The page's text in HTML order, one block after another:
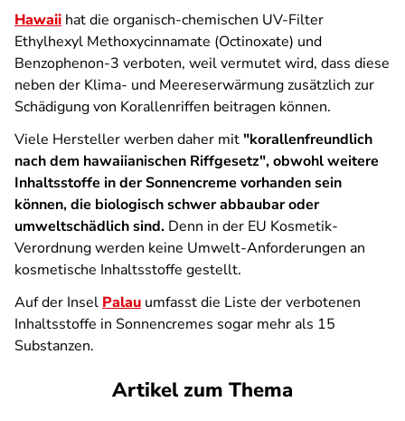
Hawaii hat die organisch-chemischen UV-Filter
Ethylhexyl Methoxycinnamate (Octinoxate) und
Benzophenon-3 verboten, weil vermutet wird, dass diese
neben der Klima- und Meereserwärmung zusätzlich zur
Schädigung von Korallenriffen beitragen können.
Viele Hersteller werben daher mit"korallenfreundlich
nach dem hawaiianischen Riffgesetz", obwohl weitere
Inhaltsstoffe in der Sonnencreme vorhanden sein
können, die biologisch schwer abbaubar oder
umweltschädlich sind. Denn in der EU Kosmetik-
Verordnung werden keine Umwelt-Anforderungen an
kosmetische Inhaltsstoffe gestellt.
Auf der Insel Palau umfasst die Liste der verbotenen
Inhaltsstoffe in Sonnencremes sogar mehr als 15
Substanzen.
Artikel zum Thema